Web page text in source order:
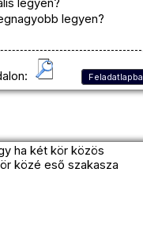
legyen?
legyen?
Feladatlapba
ha két kör közös
közé eső szakasza